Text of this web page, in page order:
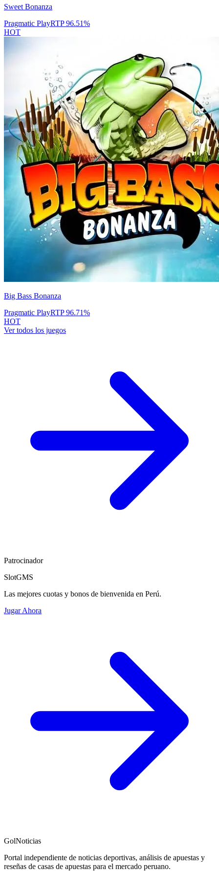
Sweet Bonanza
Pragmatic PlayRTP96.51%
HOT
Big Bass Bonanza
Pragmatic PlayRTP96.71%
HOT
Ver todos los juegos
Patrocinador
SlotGMS
Las mejores cuotas y bonos de bienvenida en Perú.
Jugar Ahora
GolNoticias
Portal independiente de noticias deportivas, análisis de apuestas y
reseñas de casas de apuestas para el mercado peruano.